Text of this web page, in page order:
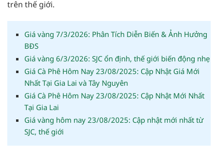
trên thế giới.
Giá vàng 7/3/2026: Phân Tích Diễn Biến & Ảnh Hưởng
BĐS
Giá vàng 6/3/2026: SJC ổn định, thế giới biến động nhẹ
Giá Cà Phê Hôm Nay 23/08/2025: Cập Nhật Giá Mới
Nhất Tại Gia Lai và Tây Nguyên
Giá Cà Phê Hôm Nay 23/08/2025: Cập Nhật Mới Nhất
Tại Gia Lai
Giá vàng hôm nay 23/08/2025: Cập nhật mới nhất từ
SJC, thế giới